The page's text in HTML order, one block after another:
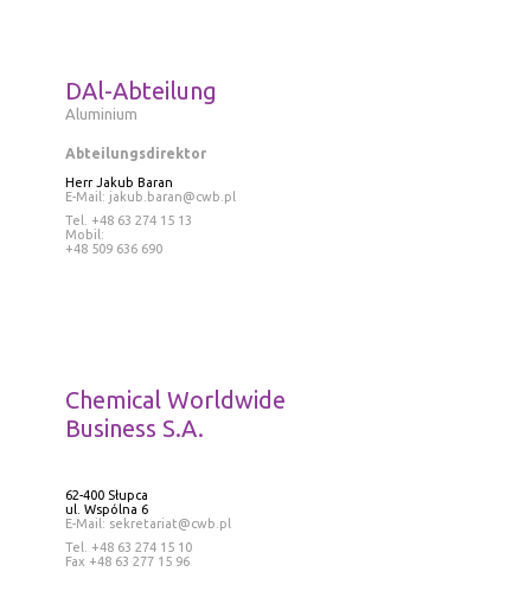
DAl-Abteilung
Aluminium
Abteilungsdirektor
Herr Jakub Baran
E-Mail: jakub.baran@cwb.pl
Tel . +48 63 274 15 13
Mobil:
+48 509 636 690
Chemical Worldwide
Business S.A.
62-400 Słupca
ul. Wspólna 6
E-Mail: sekretariat@cwb.pl
Tel . +48 63 274 15 10
Fax +48 63 277 15 96